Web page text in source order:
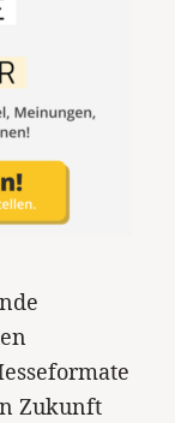
Zukunft